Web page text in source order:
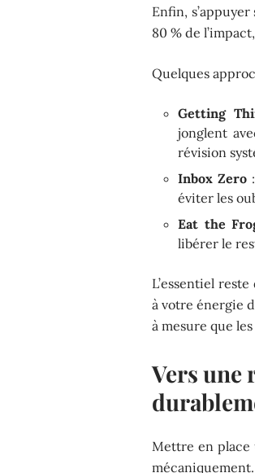
Enfin,
80 % de
Quelques
Getting
jonglent
révision
Inbox Zero
éviter les
Eat the
libérer le
L’essentiel
à votre énergie
à mesure que
Vers une
Mettre en place